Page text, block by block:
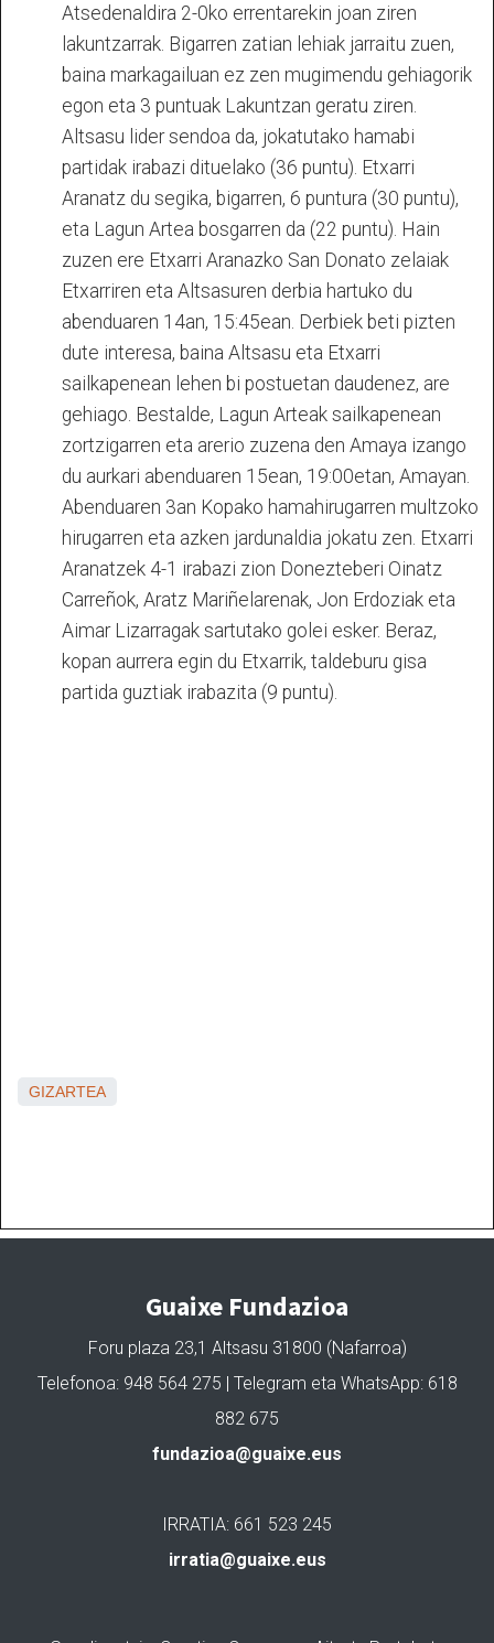
Atsedenaldira 2-0ko errentarekin joan ziren
lakuntzarrak. Bigarren zatian lehiak jarraitu zuen,
baina markagailuan ez zen mugimendu gehiagorik
egon eta 3 puntuak Lakuntzan geratu ziren.
Altsasu lider sendoa da, jokatutako hamabi
partidak irabazi dituelako (36 puntu). Etxarri
Aranatz du segika, bigarren, 6 puntura (30 puntu),
eta Lagun Artea bosgarren da (22 puntu). Hain
zuzen ere Etxarri Aranazko San Donato zelaiak
Etxarriren eta Altsasuren derbia hartuko du
abenduaren 14an, 15:45ean. Derbiek beti pizten
dute interesa, baina Altsasu eta Etxarri
sailkapenean lehen bi postuetan daudenez, are
gehiago. Bestalde, Lagun Arteak sailkapenean
zortzigarren eta arerio zuzena den Amaya izango
du aurkari abenduaren 15ean, 19:00etan, Amayan.
Abenduaren 3an Kopako hamahirugarren multzoko
hirugarren eta azken jardunaldia jokatu zen. Etxarri
Aranatzek 4-1 irabazi zion Donezteberi Oinatz
Carreñok, Aratz Mariñelarenak, Jon Erdoziak eta
Aimar Lizarragak sartutako golei esker. Beraz,
kopan aurrera egin du Etxarrik, taldeburu gisa
partida guztiak irabazita (9 puntu).
GIZARTEA
Guaixe Fundazioa
Foru plaza 23,1 Altsasu 31800 (Nafarroa)
Telefonoa: 948 564 275 | Telegram eta WhatsApp: 618
882 675
fundazioa@guaixe.eus
IRRATIA: 661 523 245
irratia@guaixe.eus